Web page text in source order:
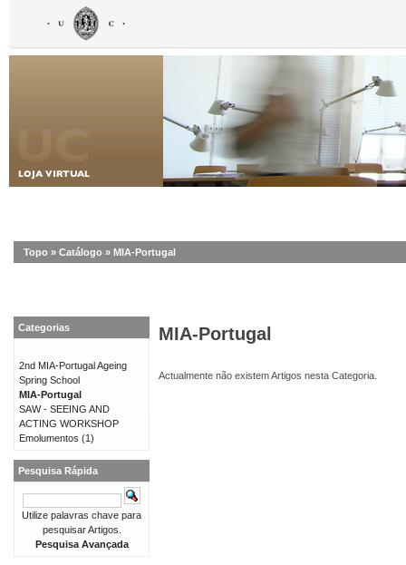
Topo » Catálogo » MIA-Portugal
MIA-Portugal
Actualmente não existem Artigos nesta Categoria.
Categorias
2nd MIA-Portugal Ageing
Spring School
MIA-Portugal
SAW - SEEING AND
ACTING WORKSHOP
Emolumentos (1)
Pesquisa Rápida
Utilize palavras chave para
pesquisar Artigos.
Pesquisa Avançada